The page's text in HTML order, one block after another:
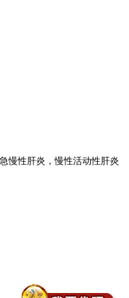
慢性肝炎，慢性活动性肝炎